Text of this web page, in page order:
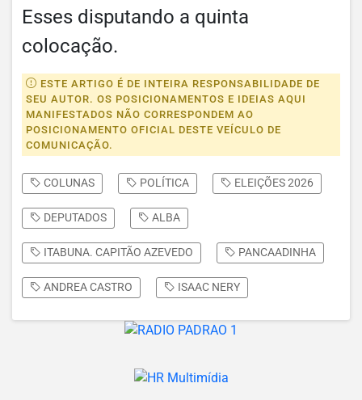
Esses disputando a quinta
colocação.
ESTE ARTIGO É DE INTEIRA RESPONSABILIDADE DE
SEU AUTOR. OS POSICIONAMENTOS E IDEIAS AQUI
MANIFESTADOS NÃO CORRESPONDEM AO
POSICIONAMENTO OFICIAL DESTE VEÍCULO DE
COMUNICAÇÃO.
COLUNAS POLÍTICA ELEIÇÕES 2026
DEPUTADOS ALBA
ITABUNA. CAPITÃO AZEVEDO PANCAADINHA
ANDREA CASTRO ISAAC NERY